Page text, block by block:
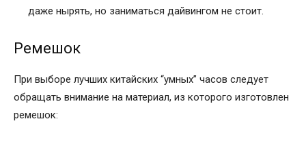
даже нырять, но заниматься дайвингом не стоит.
Ремешок
При выборе лучших китайских “умных” часов следует
обращать внимание на материал, из которого изготовлен
ремешок: